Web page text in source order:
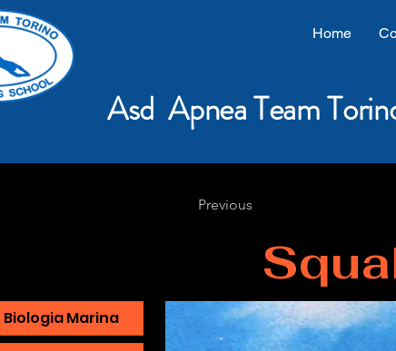
Home
Asd Apnea Team
Previous
Biologia Marina